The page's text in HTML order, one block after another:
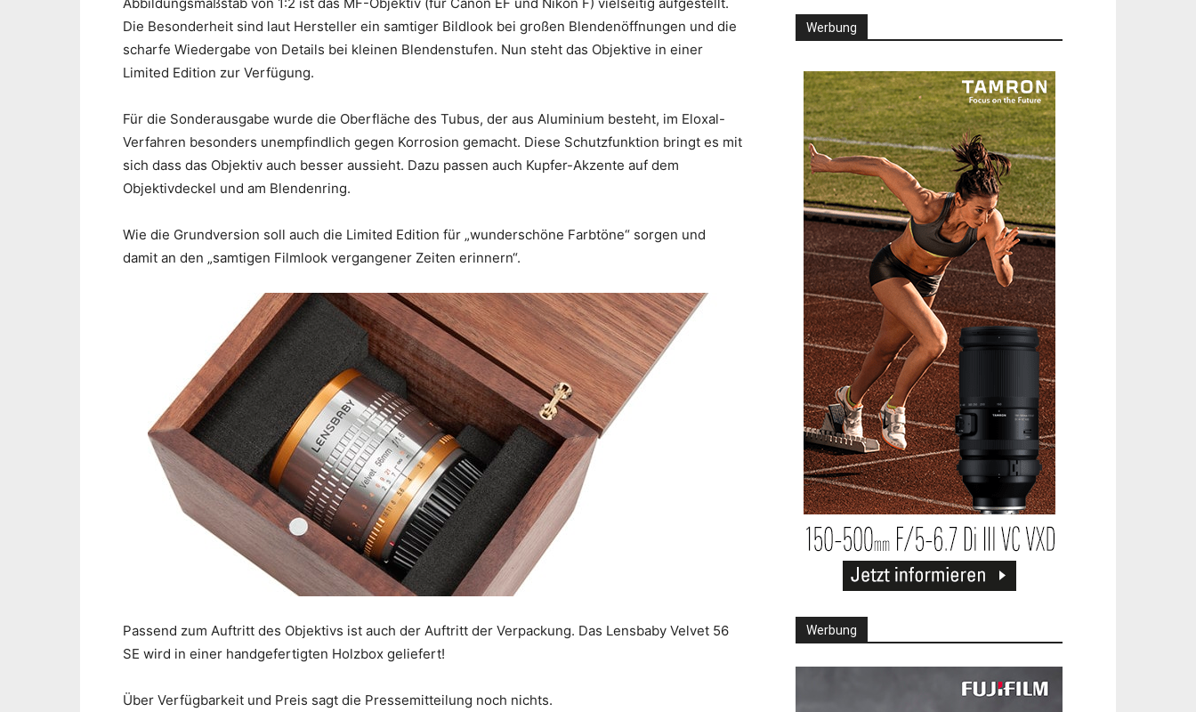
Die Besonderheit sind laut Hersteller ein samtiger Bildlook bei großen Blendenöffnungen und die
scharfe Wiedergabe von Details bei kleinen Blendenstufen. Nun steht das Objektive in einer
Limited Edition zur Verfügung.
Für die Sonderausgabe wurde die Oberfläche des Tubus, der aus Aluminium besteht, im Eloxal-
Verfahren besonders unempfindlich gegen Korrosion gemacht. Diese Schutzfunktion bringt es mit
sich dass das Objektiv auch besser aussieht. Dazu passen auch Kupfer-Akzente auf dem
Objektivdeckel und am Blendenring.
Wie die Grundversion soll auch die Limited Edition für „wunderschöne Farbtöne“ sorgen und
damit an den „samtigen Filmlook vergangener Zeiten erinnern“.
Passend zum Auftritt des Objektivs ist auch der Auftritt der Verpackung. Das Lensbaby Velvet 56
SE wird in einer handgefertigten Holzbox geliefert!
Über Verfügbarkeit und Preis sagt die Pressemitteilung noch nichts.
Werbung
Werbung